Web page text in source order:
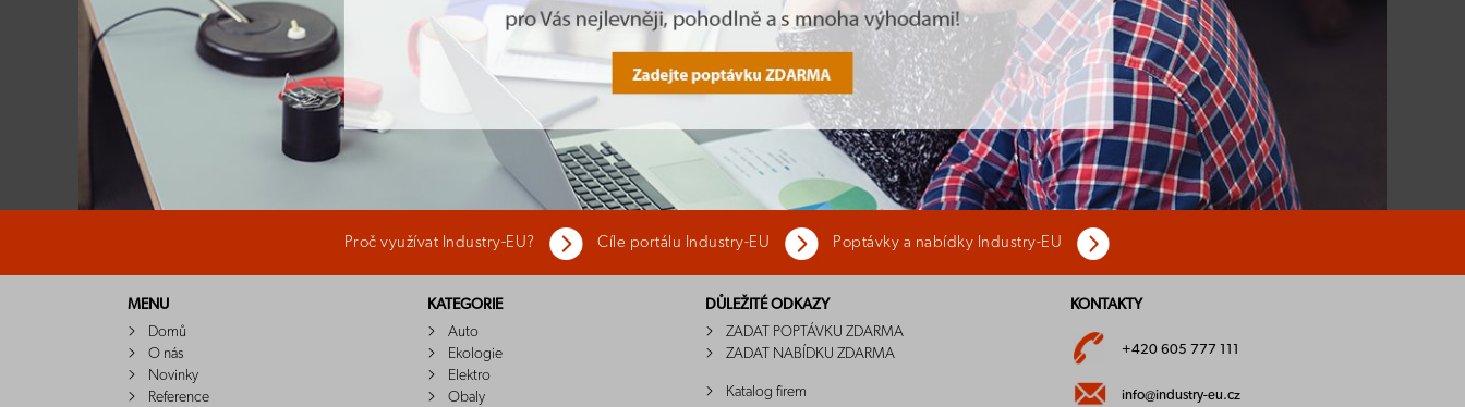
Proč využívat Industry-EU? Cíle portálu Industry-EU Poptávky a nabídky Industry-EU
MENU
Domů
O nás
Novinky
Reference
KATEGORIE
Auto
Ekologie
Elektro
Obaly
DŮLEŽITÉ ODKAZY
ZADAT POPTÁVKU ZDARMA
ZADAT NABÍDKU ZDARMA
Katalog firem
KONTAKTY
+420 605 777 111
info@industry-eu.cz